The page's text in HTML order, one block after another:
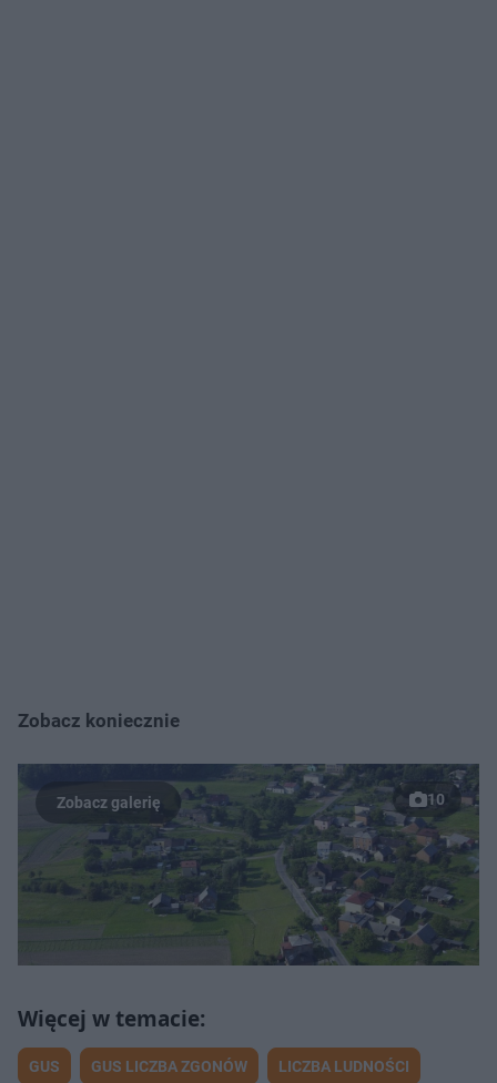
Zobacz koniecznie
10
GUS GUS LICZBA ZGONÓW LICZBA LUDNOŚCI